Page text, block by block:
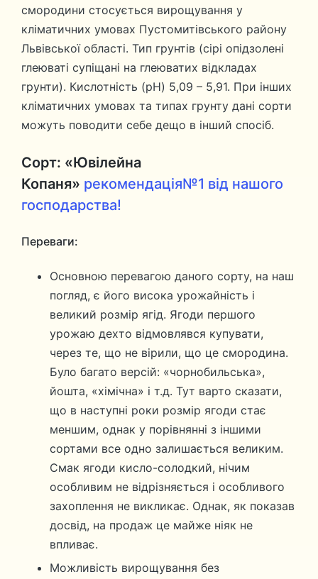
смородини стосується вирощування у
кліматичних умовах Пустомитівського району
Львівської області. Тип грунтів (сірі опідзолені
глеюваті супіщані на глеюватих відкладах
грунти). Кислотність (рН) 5,09 – 5,91. При інших
кліматичних умовах та типах грунту дані сорти
можуть поводити себе дещо в інший спосіб.
Сорт: «Ювілейна
Копаня» рекомендація№1 від нашого
господарства!
Переваги:
Основною перевагою даного сорту, на наш
погляд, є його висока урожайність і
великий розмір ягід. Ягоди першого
урожаю дехто відмовлявся купувати,
через те, що не вірили, що це смородина.
Було багато версій: «чорнобильська»,
йошта, «хімічна» і т.д. Тут варто сказати,
що в наступні роки розмір ягоди стає
меншим, однак у порівнянні з іншими
сортами все одно залишається великим.
Смак ягоди кисло-солодкий, нічим
особливим не відрізняється і особливого
захоплення не викликає. Однак, як показав
досвід, на продаж це майже ніяк не
впливає.
Можливість вирощування без